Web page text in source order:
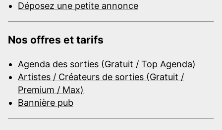
Déposez une petite annonce
Nos offres et tarifs
Agenda des sorties (Gratuit / Top Agenda)
Artistes / Créateurs de sorties (Gratuit /
Premium / Max)
Bannière pub